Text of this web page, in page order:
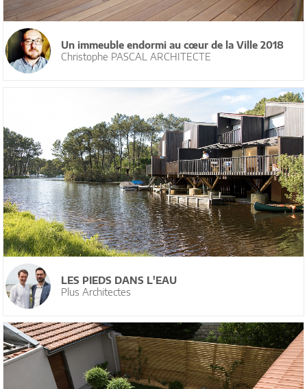
Un immeuble endormi au cœur de la Ville 2018
Christophe PASCAL ARCHITECTE
LES PIEDS DANS L'EAU
Plus Architectes